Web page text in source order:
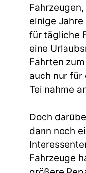
einige Jahre
für tägliche
eine
Fahrten
auch nur für
Teilnahme
Doch
dann noch
Fahrzeuge